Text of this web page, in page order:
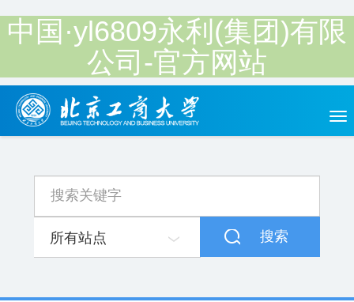
中国·yl6809永利(集团)有限
公司-官方网站
所有站点 搜索